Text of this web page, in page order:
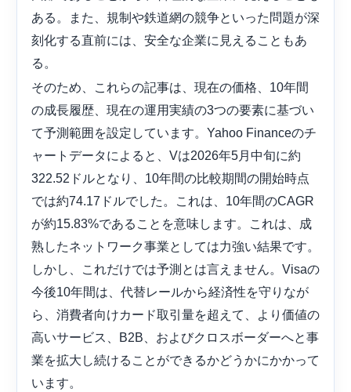
ある。また、規制や鉄道網の競争といった問題が深
刻化する直前には、安全な企業に見えることもあ
る。
そのため、これらの記事は、現在の価格、10年間
の成長履歴、現在の運用実績の3つの要素に基づい
て予測範囲を設定しています。Yahoo Financeのチ
ャートデータによると、Vは2026年5月中旬に約
322.52ドルとなり、10年間の比較期間の開始時点
では約74.17ドルでした。これは、10年間のCAGR
が約15.83%であることを意味します。これは、成
熟したネットワーク事業としては力強い結果です。
しかし、これだけでは予測とは言えません。Visaの
今後10年間は​​、代替レールから経済性を守りなが
ら、消費者向けカード取引量を超えて、より価値の
高いサービス、B2B、およびクロスボーダーへと事
業を拡大し続けることができるかどうかにかかって
います。